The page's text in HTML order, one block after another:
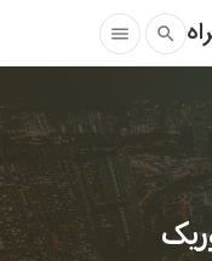
search
menu